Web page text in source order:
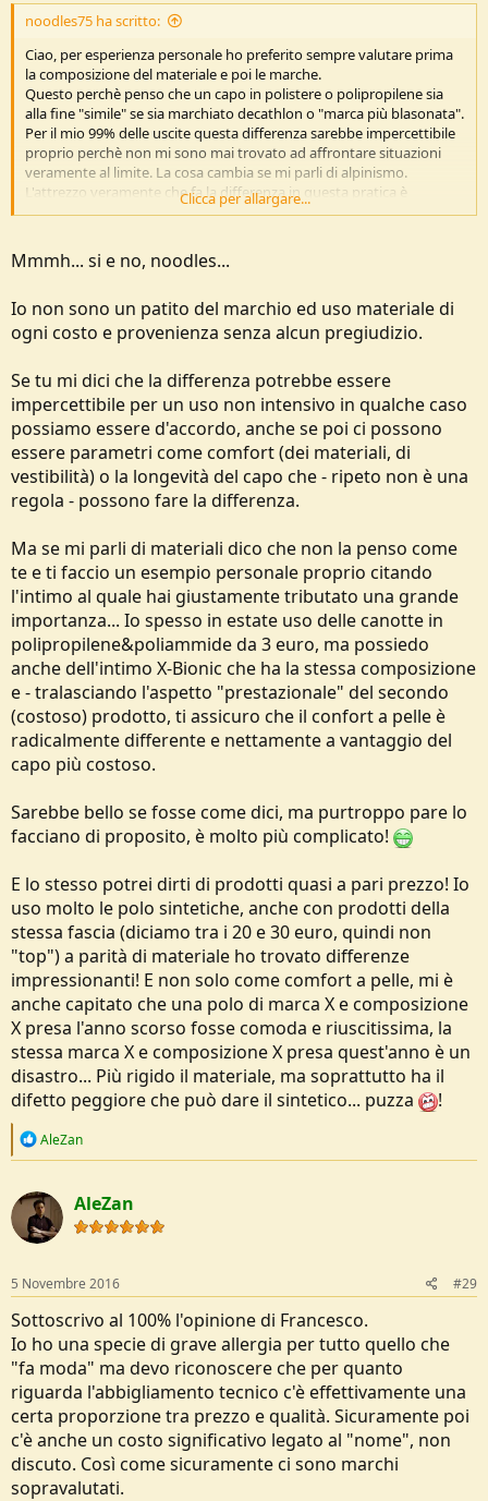
noodles75 ha scritto:
Ciao, per esperienza personale ho preferito sempre valutare prima
la composizione del materiale e poi le marche.
Questo perchè penso che un capo in polistere o polipropilene sia
alla fine "simile" se sia marchiato decathlon o "marca più blasonata".
Per il mio 99% delle uscite questa differenza sarebbe impercettibile
proprio perchè non mi sono mai trovato ad affrontare situazioni
veramente al limite. La cosa cambia se mi parli di alpinismo.
L'attrezzo veramente che fa la differenza in questa pratica è
assolutamente la scarpa ed in seguito lo zaino poichè iniziamo a
posso darti e che applico anche nella corsa è quello di dotarti di un
buon intimo che ti garantisca sempre uno stato di confort sulla
Attualmente la fibra che riesce a garantirti un buon compromesso
in fatto di traspirabilità e facile asciugatura è il "polipropilene", ma
anche il vecchio poliestere si difende ancora molto bene.
Clicca per allargare...
Mmmh... si e no, noodles...
Io non sono un patito del marchio ed uso materiale di
ogni costo e provenienza senza alcun pregiudizio.
Se tu mi dici che la differenza potrebbe essere
impercettibile per un uso non intensivo in qualche caso
possiamo essere d'accordo, anche se poi ci possono
essere parametri come comfort (dei materiali, di
vestibilità) o la longevità del capo che - ripeto non è una
regola - possono fare la differenza.
Ma se mi parli di materiali dico che non la penso come
te e ti faccio un esempio personale proprio citando
l'intimo al quale hai giustamente tributato una grande
importanza... Io spesso in estate uso delle canotte in
polipropilene&poliammide da 3 euro, ma possiedo
anche dell'intimo X-Bionic che ha la stessa composizione
e - tralasciando l'aspetto "prestazionale" del secondo
(costoso) prodotto, ti assicuro che il confort a pelle è
radicalmente differente e nettamente a vantaggio del
capo più costoso.
Sarebbe bello se fosse come dici, ma purtroppo pare lo
facciano di proposito, è molto più complicato!
E lo stesso potrei dirti di prodotti quasi a pari prezzo! Io
uso molto le polo sintetiche, anche con prodotti della
stessa fascia (diciamo tra i 20 e 30 euro, quindi non
"top") a parità di materiale ho trovato differenze
impressionanti! E non solo come comfort a pelle, mi è
anche capitato che una polo di marca X e composizione
X presa l'anno scorso fosse comoda e riuscitissima, la
stessa marca X e composizione X presa quest'anno è un
disastro... Più rigido il materiale, ma soprattutto ha il
difetto peggiore che può dare il sintetico... puzza
!
R
c
t
i
o
s
:
AleZan
AleZan
5 Novembre 2016 #29
Sottoscrivo al 100% l'opinione di Francesco.
Io ho una specie di grave allergia per tutto quello che
"fa moda" ma devo riconoscere che per quanto
riguarda l'abbigliamento tecnico c'è effettivamente una
certa proporzione tra prezzo e qualità. Sicuramente poi
c'è anche un costo significativo legato al "nome", non
discuto. Così come sicuramente ci sono marchi
sopravalutati.